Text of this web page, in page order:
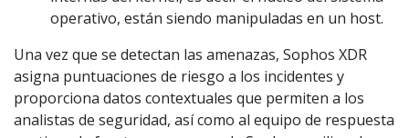
operativo, están siendo manipuladas en un host.
Una vez que se detectan las amenazas, Sophos XDR
asigna puntuaciones de riesgo a los incidentes y
proporciona datos contextuales que permiten a los
analistas de seguridad, así como al equipo de respuesta